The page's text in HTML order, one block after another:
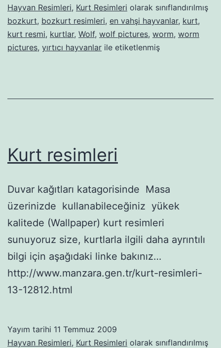
Hayvan Resimleri, Kurt Resimleri olarak sınıflandırılmış
bozkurt, bozkurt resimleri, en vahşi hayvanlar, kurt,
kurt resmi, kurtlar, Wolf, wolf pictures, worm, worm
pictures, yırtıcı hayvanlar ile etiketlenmiş
Kurt resimleri
Duvar kağıtları katagorisinde Masa
üzerinizde kullanabileceğiniz yükek
kalitede (Wallpaper) kurt resimleri
sunuyoruz size, kurtlarla ilgili daha ayrıntılı
bilgi için aşağıdaki linke bakınız…
http://www.manzara.gen.tr/kurt-resimleri-
13-12812.html
Yayım tarihi 11 Temmuz 2009
Hayvan Resimleri, Kurt Resimleri olarak sınıflandırılmış